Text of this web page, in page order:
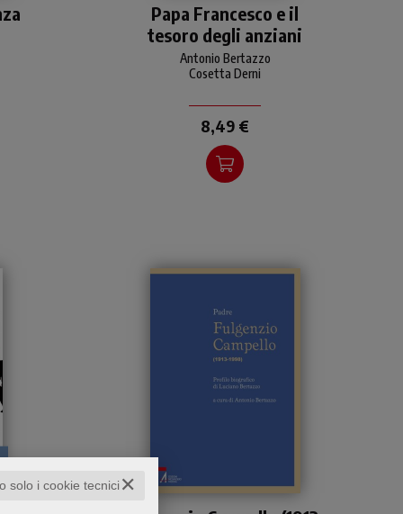
✕
solo i cookie tecnici
Papa Francesco e il
tesoro degli anziani
Antonio Bertazzo
Cosetta Derni
8,49 €